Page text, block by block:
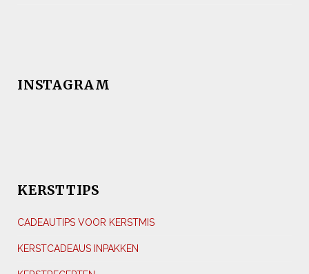
INSTAGRAM
KERSTTIPS
CADEAUTIPS VOOR KERSTMIS
KERSTCADEAUS INPAKKEN